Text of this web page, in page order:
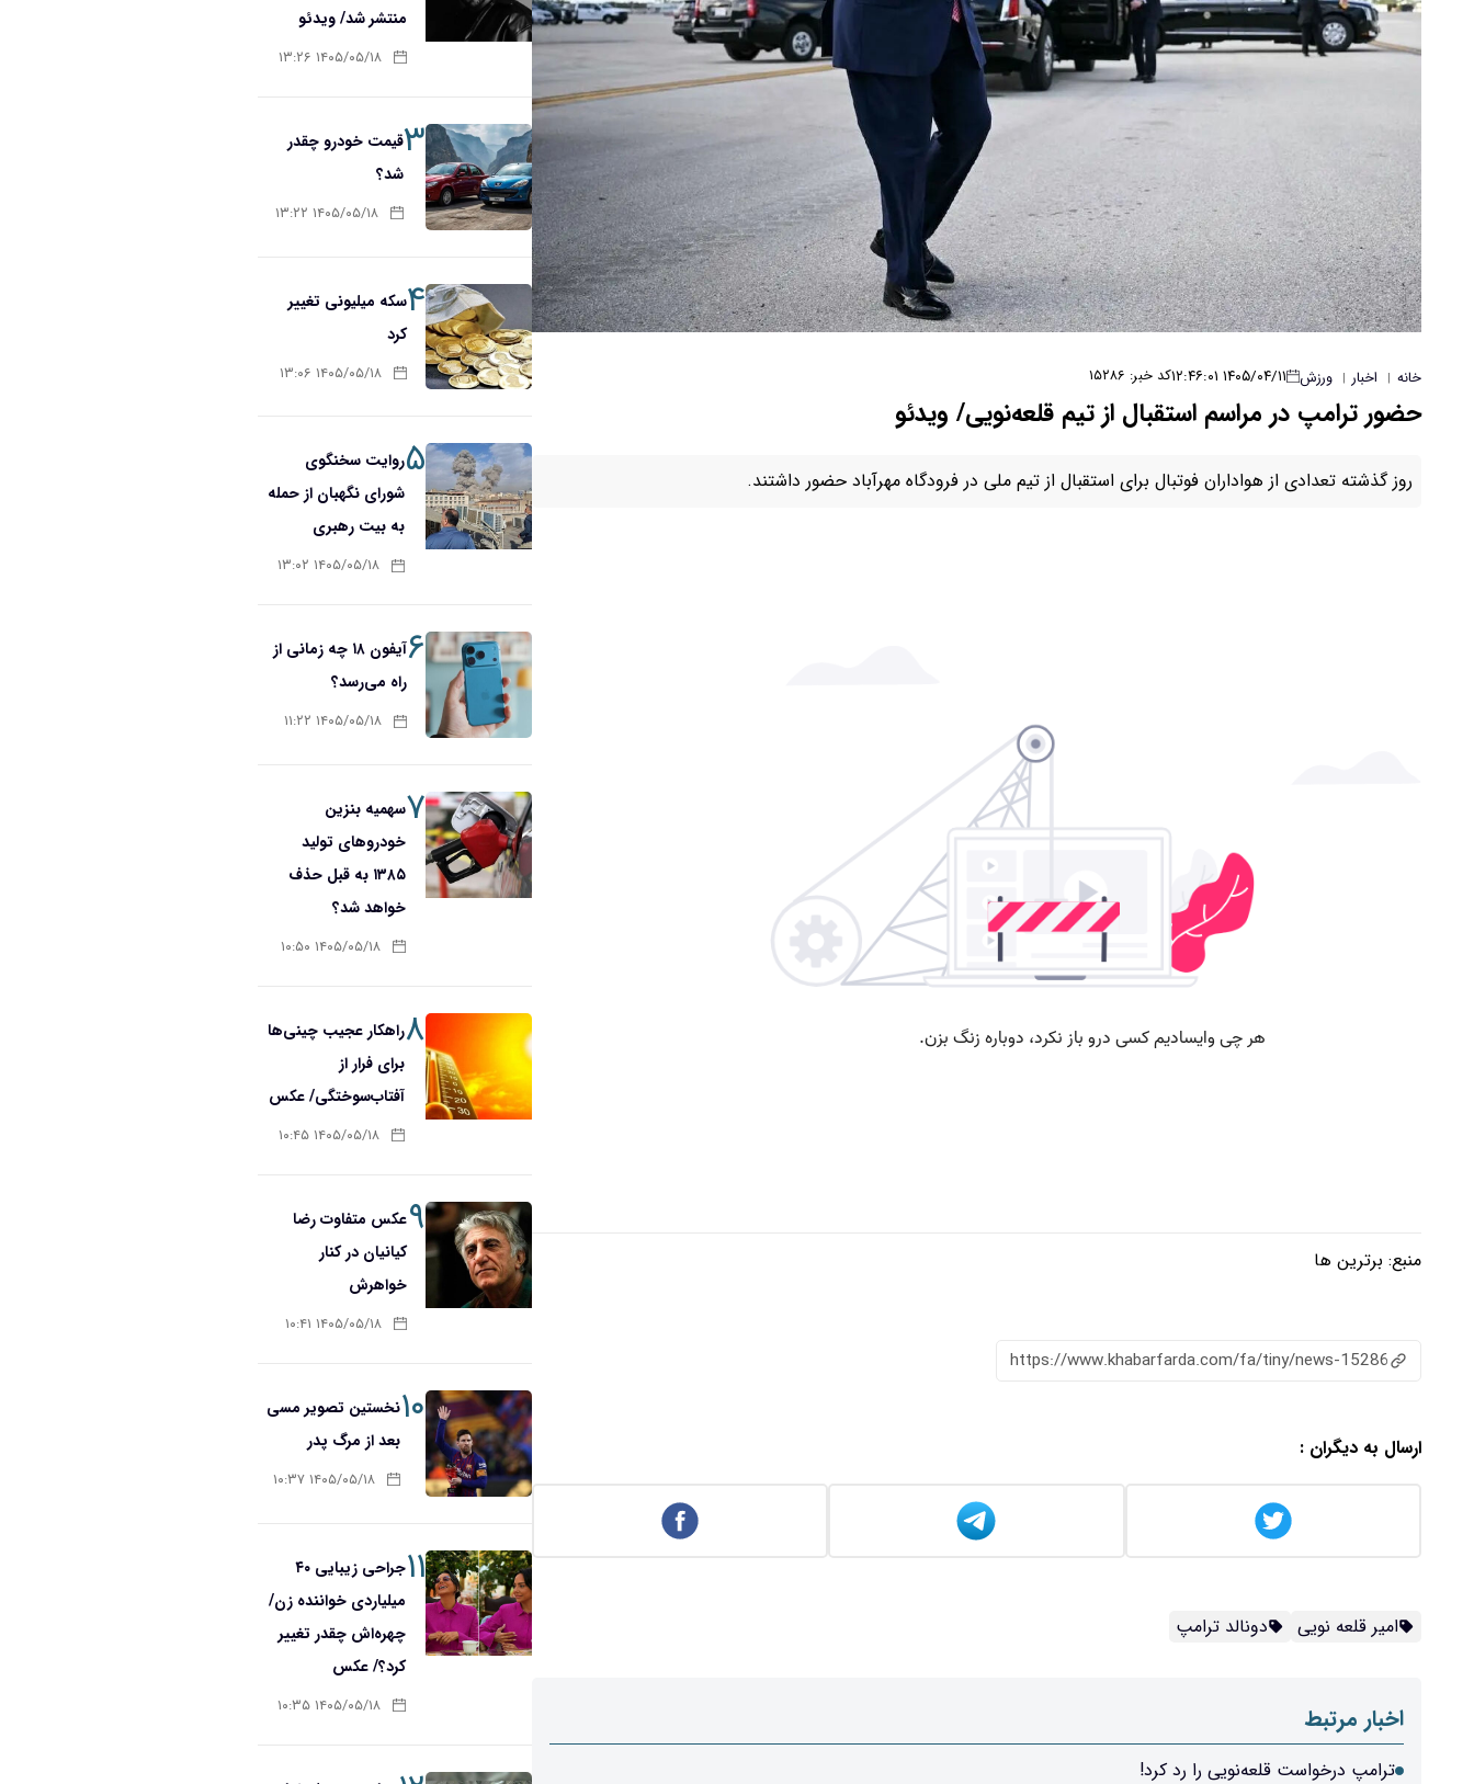
خانه | اخبار | ورزش ۱۴۰۵/۰۴/۱۱ ۱۲:۴۶:۰۱ کد خبر: ۱۵۲۸۶
حضور ترامپ در مراسم استقبال از تیم قلعه‌نویی/ ویدئو
روز گذشته تعدادی از هواداران فوتبال برای استقبال از تیم ملی در فرودگاه مهرآباد حضور داشتند.
منبع: برترین ها
https://www.khabarfarda.com/fa/tiny/news-15286
ارسال به دیگران :
امیر قلعه نویی دونالد ترامپ
اخبار مرتبط
ترامپ درخواست قلعه‌نویی را رد کرد!
منتشر شد/ ویدئو
۱۴۰۵/۰۵/۱۸ ۱۳:۲۶
۳قیمت خودرو چقدر
شد؟
۱۴۰۵/۰۵/۱۸ ۱۳:۲۲
۴سکه میلیونی تغییر
کرد
۱۴۰۵/۰۵/۱۸ ۱۳:۰۶
۵روایت سخنگوی
شورای نگهبان از حمله
به بیت رهبری
۱۴۰۵/۰۵/۱۸ ۱۳:۰۲
۶
آیفون ۱۸ چه زمانی از
راه می‌رسد؟
۱۴۰۵/۰۵/۱۸ ۱۱:۲۲
۷سهمیه بنزین
خودروهای تولید
۱۳۸۵ به قبل حذف
خواهد شد؟
۱۴۰۵/۰۵/۱۸ ۱۰:۵۰
۸راهکار عجیب چینی‌ها
برای فرار از
آفتاب‌سوختگی/ عکس
۱۴۰۵/۰۵/۱۸ ۱۰:۴۵
۹عکس متفاوت رضا
کیانیان در کنار
خواهرش
۱۴۰۵/۰۵/۱۸ ۱۰:۴۱
۱۰نخستین تصویر مسی
بعد از مرگ پدر
۱۴۰۵/۰۵/۱۸ ۱۰:۳۷
۱۱
جراحی زیبایی ۴۰
میلیاردی خواننده زن/
چهره‌اش چقدر تغییر
کرد؟/ عکس
۱۴۰۵/۰۵/۱۸ ۱۰:۳۵